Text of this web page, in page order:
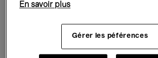
Rencontres & Débats
Musique classique Global Music
Musique électronique
En savoir plus
Gérer les péférences